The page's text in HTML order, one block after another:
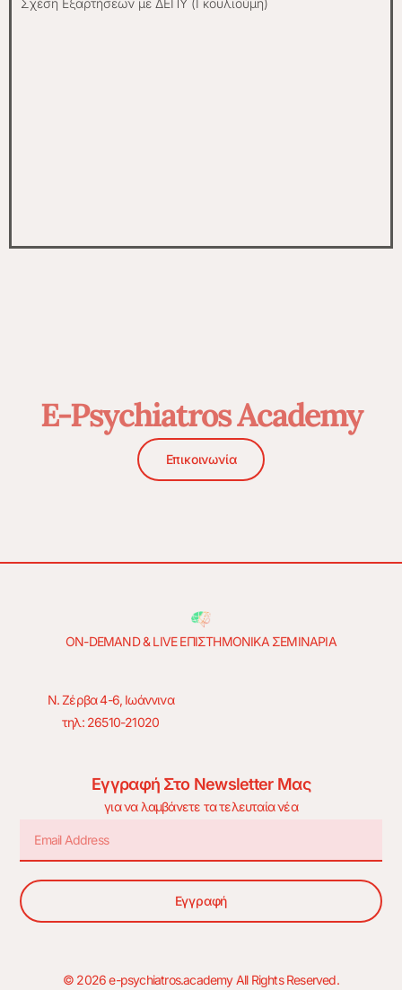
Σχέση Εξαρτήσεων με ΔΕΠΥ (Γκουλιούμη)
E-Psychiatros Academy
Επικοινωνία
ON-DEMAND & LIVE ΕΠΙΣΤΗΜΟΝΙΚΑ ΣΕΜΙΝΑΡΙΑ
Ν. Ζέρβα 4-6, Ιωάννινα
τηλ: 26510-21020
Εγγραφή Στο Newsletter Μας
για να λαμβάνετε τα τελευταία νέα
Εγγραφή
© 2026 e-psychiatros.academy All Rights Reserved.